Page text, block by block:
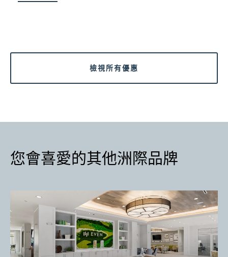
檢視所有優惠
您會喜愛的其他洲際品牌